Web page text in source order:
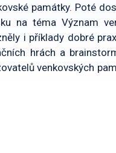
památky. Poté
na téma Význam
i příklady dobré
hrách a
venkovských